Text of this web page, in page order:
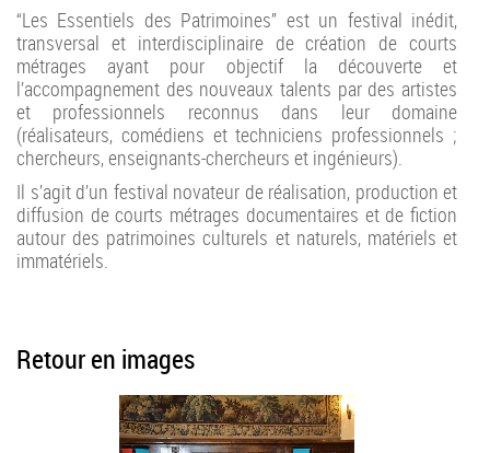
“Les Essentiels des Patrimoines” est un festival inédit,
transversal et interdisciplinaire de création de courts
métrages ayant pour objectif la découverte et
l’accompagnement des nouveaux talents par des artistes
et professionnels reconnus dans leur domaine
(réalisateurs, comédiens et techniciens professionnels ;
chercheurs, enseignants-chercheurs et ingénieurs).
Il s’agit d’un festival novateur de réalisation, production et
diffusion de courts métrages documentaires et de fiction
autour des patrimoines culturels et naturels, matériels et
immatériels.
Retour en images